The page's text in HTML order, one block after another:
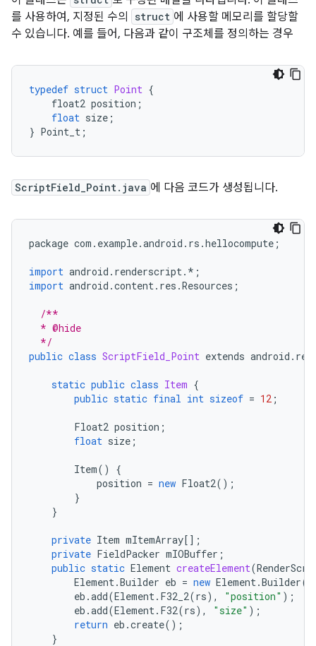
를 사용하여, 지정된 수의
struct 에 사용할 메모리를 할당할
수 있습니다. 예를 들어, 다음과 같이 구조체를 정의하는 경우
typedef struct Point {
float2 position ;
float size ;
} Point_t ;
ScriptField_Point.java 에 다음 코드가 생성됩니다.
package com . example.android . rs .hellocompute ;
import android . renderscript. * ;
import android .content. res .Resources ;
/**
  * @hide
  */
public class ScriptField_Point extends android .
static public class Item {
public static final int sizeof = 12 ;
Float2 position ;
float size ;
Item()
{
position = new Float2();
}
}
private Item mItemArray[];
private FieldPacker mIOBuffer ;
public static Element createElement(
Element.Builder eb = new Element.Builder(
eb .add(Element. F32_2(rs), "position" );
eb .add(Element. F32(rs), "size" );
return eb .create();
}